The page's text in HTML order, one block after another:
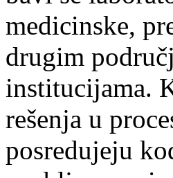
medicinske,
drugim
institucijama.
rešenja u
posredujeju